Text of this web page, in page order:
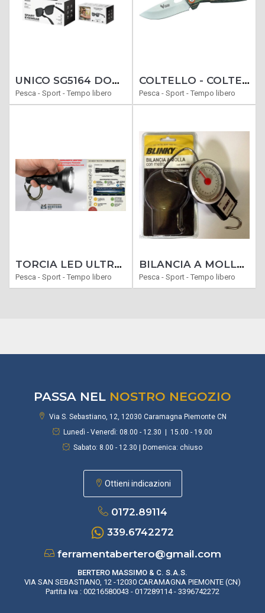
UNICO SG5164 DONNA OCCHIALI SMART SPORTIVI BLUETOOTH MUSICA, CHIAMATE E PROTEZIONE UV PER CICLISMO, RUNNING E OUTDOOR
Pesca - Sport - Tempo libero
COLTELLO - COLTELLI SERRAMANICO CACCIA MODELLO ANATRA
Pesca - Sport - Tempo libero
TORCIA LED ULTRA POTENTE RICARICABILE REX 3000 GETTATA LUCE 1000 METRI
Pesca - Sport - Tempo libero
BILANCIA A MOLLA CON METRO 22 KG MAX IDEALE PER PESARE QUALSIASI OGGETTO
Pesca - Sport - Tempo libero
PASSA NEL NOSTRO NEGOZIO
Via S. Sebastiano, 12, 12030 Caramagna Piemonte CN
Lunedì - Venerdì: 08.00 - 12.30 | 15.00 - 19.00
Sabato: 8.00 - 12.30 | Domenica: chiuso
Ottieni indicazioni
0172.89114
339.6742272
ferramentabertero@gmail.com
BERTERO MASSIMO & C. S.A.S.
VIA SAN SEBASTIANO, 12 -12030 CARAMAGNA PIEMONTE (CN)
Partita Iva : 00216580043 - 017289114 - 3396742272